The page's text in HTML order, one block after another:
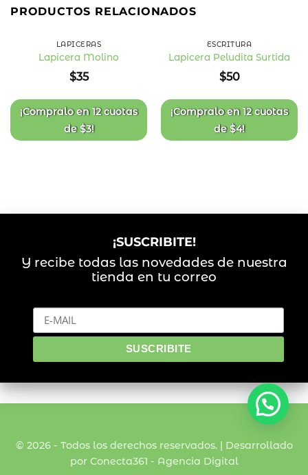
PRODUCTOS RELACIONADOS
de
deseos
LAPICERAS
Lapicera Molino
$35
¡Compralo en12 cuotas
de$3!
de
deseos
ESCRITURA
Lapicera Peludita Surtida
$50
¡Compralo en12 cuotas
de$4!
¡SUSCRIBITE!
Y recibe todas las novedades de nuestra
tienda en tu correo
© 2026 - Todos los derechos reservados. | Desarrollado
por Conecta361 - Agencia Digital